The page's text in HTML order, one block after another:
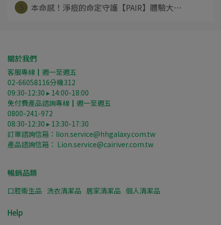
本命感！淨痘的命定守護【PAIR】體驗大⋯
關於我們
客服專線┃週一至週五
02-66058116分機312
09:30-12:30 ▸ 14:00-18:00
免付費產品諮詢專線┃週一至週五
0800-241-972
08:30-12:30 ▸ 13:30-17:30
訂單諮詢信箱：lion.service@hhgalaxy.com.tw
產品諮詢信箱： Lion.service@cairiver.com.tw
暢銷品類
口腔衛生品 洗衣清潔品 居家清潔品 個人清潔品
Help